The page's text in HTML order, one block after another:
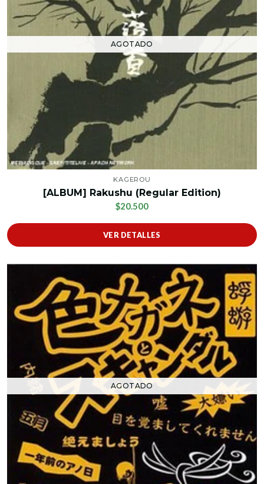
AGOTADO
KAGEROU
[ALBUM] Rakushu (Regular Edition)
$20.500
VER DETALLES
AGOTADO